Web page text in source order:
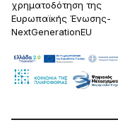
χρηματοδότηση της
Ευρωπαϊκής Ένωσης-
NextGenerationEU